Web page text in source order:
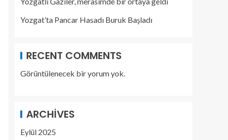
Yozgat’ta Pancar Hasadı Buruk Başladı
RECENT COMMENTS
Görüntülenecek bir yorum yok.
ARCHIVES
Eylül 2025